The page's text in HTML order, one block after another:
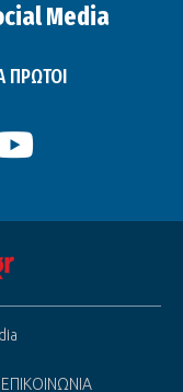
Media
ΠΡΩΤΟΙ
ΕΠΙΚΟΙΝΩΝΙΑ